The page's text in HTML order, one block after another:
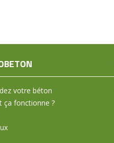
votre béton
ça fonctionne ?